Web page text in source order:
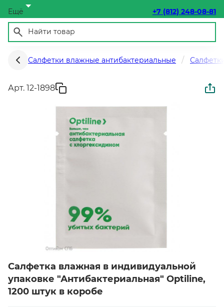
Ещё +7 (812) 248-08-81
Салфетки влажные антибактериальные
Арт. 12-1898
Салфетка влажная в индивидуальной
упаковке "Антибактериальная" Optiline,
1200 штук в коробе